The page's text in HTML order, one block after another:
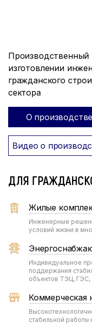
Производственный
изготовлении
гражданского
сектора
О производстве
Видео о
ДЛЯ
Жилые
Инженерные
условий жизни в
Индивидуальное
поддержания
объектов ТЭЦ,
Коммерческая
стабильной